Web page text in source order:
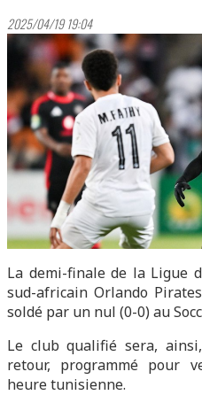
2025/04/19 19:04
La demi-finale de la Ligue
sud-africain Orlando
soldé par un nul (0-0) au
Le club qualifié sera,
retour, programmé pour
heure tunisienne.